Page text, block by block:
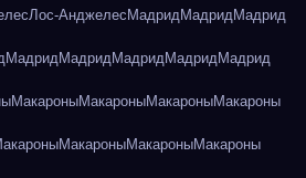
Лос-Анджелес МадридМадридМадрид
МадридМадридМадридМадридМадрид
МакароныМакароныМакароныМакароны
МакароныМакароныМакароны